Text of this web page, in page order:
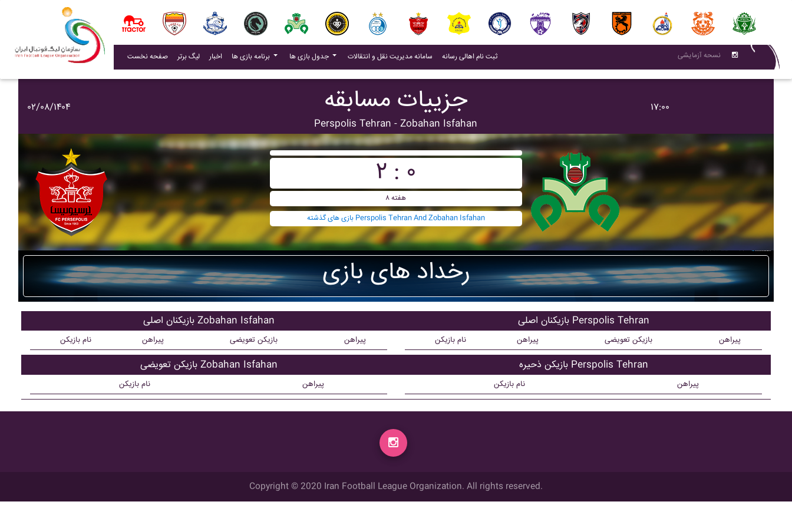
صفحه نخست لیگ برتر اخبار(current) برنامه بازی ها جدول بازی ها سامانه مدیریت نقل و انتقالات (current)
ثبت نام اهالی رسانه(current) نسحه آزمایشی
۰۲/۰۸/۱۴۰۴ جزییات مسابقه
Perspolis Tehran - Zobahan Isfahan
۱۷:۰۰
۲ : ۰
هفته ۸
بازی های گذشته Perspolis Tehran And Zobahan Isfahan
رخداد های بازی
بازیکنان اصلی Zobahan Isfahan
نام بازیکن پیراهن بازیکن تعویضی پیراهن
بازیکن تعویضی Zobahan Isfahan
نام بازیکن پیراهن
بازیکنان اصلی Perspolis Tehran
نام بازیکن پیراهن بازیکن تعویضی پیراهن
بازیکن ذحیره Perspolis Tehran
نام بازیکن پیراهن
Copyright © 2020 Iran Football League Organization. All rights reserved.